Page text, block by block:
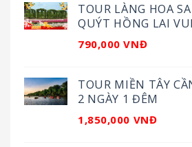
TOUR LÀNG HOA
QUÝT HỒNG LAI
790,000 VNĐ
TOUR MIỀN TÂY
2 NGÀY 1 ĐÊM
1,850,000 VNĐ